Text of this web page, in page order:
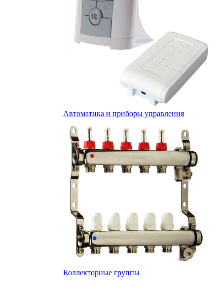
Автоматика и приборы управления
Коллекторные группы